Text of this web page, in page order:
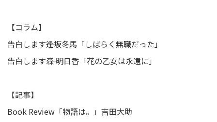
【コラム】
告白します――逢坂冬馬「しばらく無職だった」
告白します――森 明日香「花の乙女は永遠に」
【記事】
Book Review「物語は。」吉田大助